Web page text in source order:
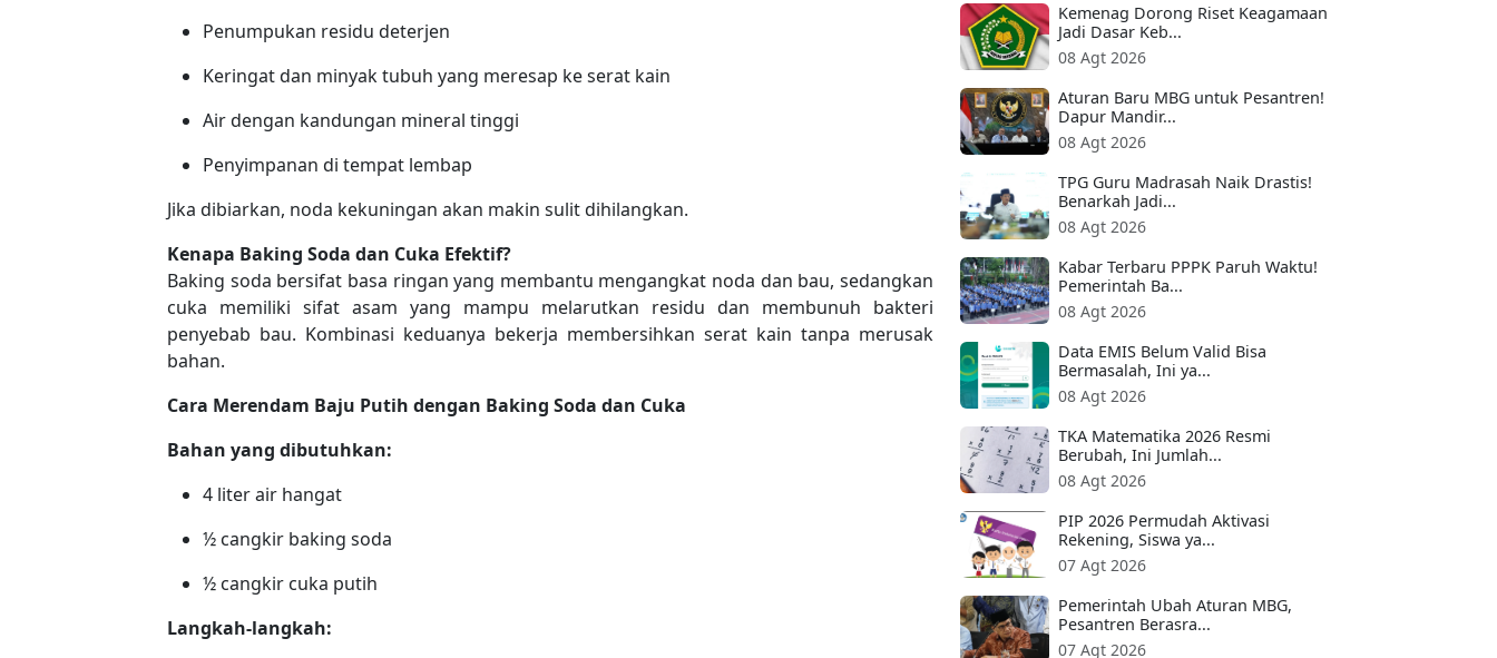
Penumpukan residu deterjen
Keringat dan minyak tubuh yang meresap ke serat kain
Air dengan kandungan mineral tinggi
Penyimpanan di tempat lembap
Jika dibiarkan, noda kekuningan akan makin sulit dihilangkan.
Kenapa Baking Soda dan Cuka Efektif?
Baking soda bersifat basa ringan yang membantu mengangkat noda dan bau, sedangkan
cuka memiliki sifat asam yang mampu melarutkan residu dan membunuh bakteri
penyebab bau. Kombinasi keduanya bekerja membersihkan serat kain tanpa merusak
bahan.
Cara Merendam Baju Putih dengan Baking Soda dan Cuka
Bahan yang dibutuhkan:
4 liter air hangat
½ cangkir baking soda
½ cangkir cuka putih
Langkah-langkah:
Kemenag Dorong Riset Keagamaan
Jadi Dasar Keb...
08 Agt 2026
Aturan Baru MBG untuk Pesantren!
Dapur Mandir...
08 Agt 2026
TPG Guru Madrasah Naik Drastis!
Benarkah Jadi...
08 Agt 2026
Kabar Terbaru PPPK Paruh Waktu!
Pemerintah Ba...
08 Agt 2026
Data EMIS Belum Valid Bisa
Bermasalah, Ini ya...
08 Agt 2026
TKA Matematika 2026 Resmi
Berubah, Ini Jumlah...
08 Agt 2026
PIP 2026 Permudah Aktivasi
Rekening, Siswa ya...
07 Agt 2026
Pemerintah Ubah Aturan MBG,
Pesantren Berasra...
07 Agt 2026